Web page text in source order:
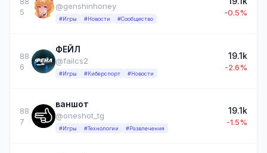
5
@genshinhoney
#Игры #Новости #Сообщество
-0.5%
88
6
ФЕЙЛ
@failcs2
#Игры #Киберспорт #Новости
19.1k
-2.6%
88
7
ваншот
@oneshot_tg
#Игры #Технологии #Развлечения
19.1k
-1.5%